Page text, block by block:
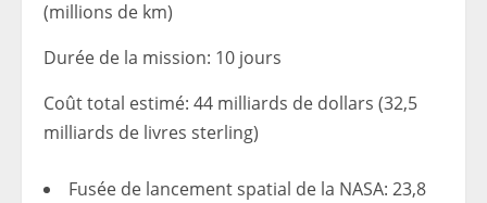
(millions de km)
Durée de la mission: 10 jours
Coût total estimé: 44 milliards de dollars (32,5
milliards de livres sterling)
Fusée de lancement spatial de la NASA: 23,8